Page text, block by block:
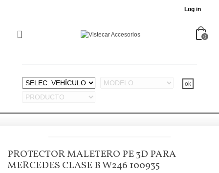
Log in
0
PROTECTOR MALETERO PE 3D PARA
MERCEDES CLASE B W246 100935